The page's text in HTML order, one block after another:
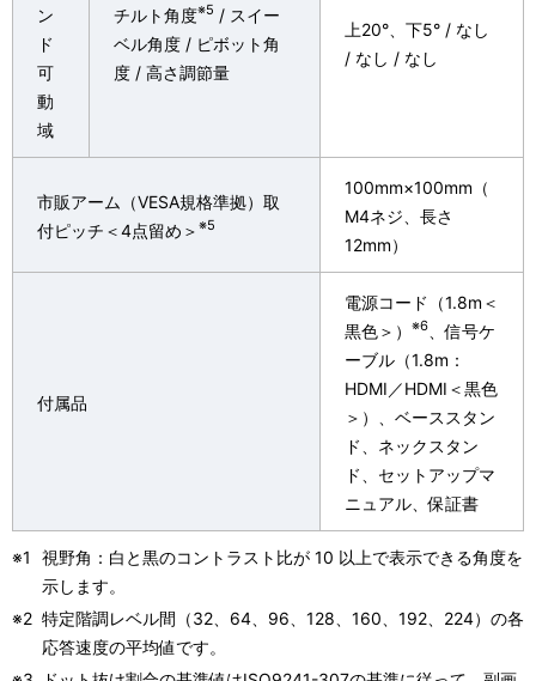
ン
ド
可
動
域
チルト角度※5 / スイー
ベル角度 / ピボット角
度 / 高さ調節量
上20°、下5° / なし
/ なし / なし
市販アーム（VESA規格準拠）取
付ピッチ＜4点留め＞ ※5
100mm×100mm（
M4ネジ、長さ
12mm）
付属品
電源コード（1.8m＜
黒色＞）
※6
、信号ケ
ーブル（1.8m：
HDMI／HDMI＜黒色
＞）、ベーススタン
ド、ネックスタン
ド、セットアップマ
ニュアル、保証書
※1
視野角：白と黒のコントラスト比が 10 以上で表示できる角度を
示します。
※2 特定階調レベル間（32、64、96、128、160、192、224）の各
応答速度の平均値です。